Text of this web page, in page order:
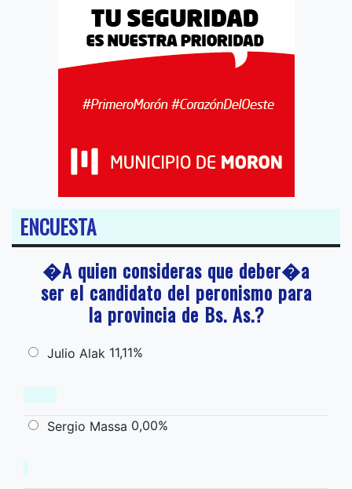
ENCUESTA
�A quien consideras que deber�a
ser el candidato del peronismo para
la provincia de Bs. As.?
Julio Alak 11,11%
Sergio Massa 0,00%